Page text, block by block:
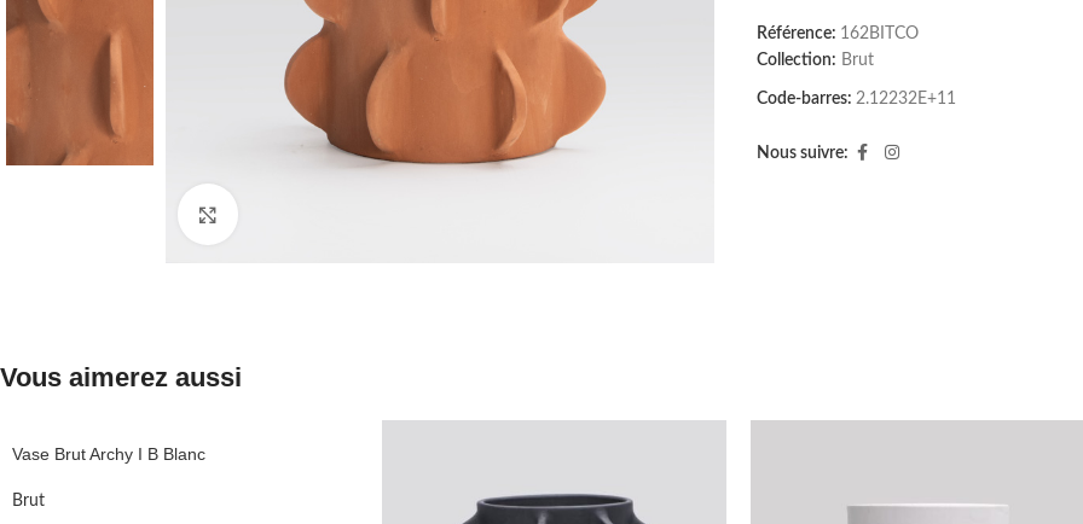
Référence: 162BITCO
Collection: Brut
Code-barres: 2.12232E+11
Nous suivre:
Vous aimerez aussi
Vase Brut Archy I B Blanc
Brut